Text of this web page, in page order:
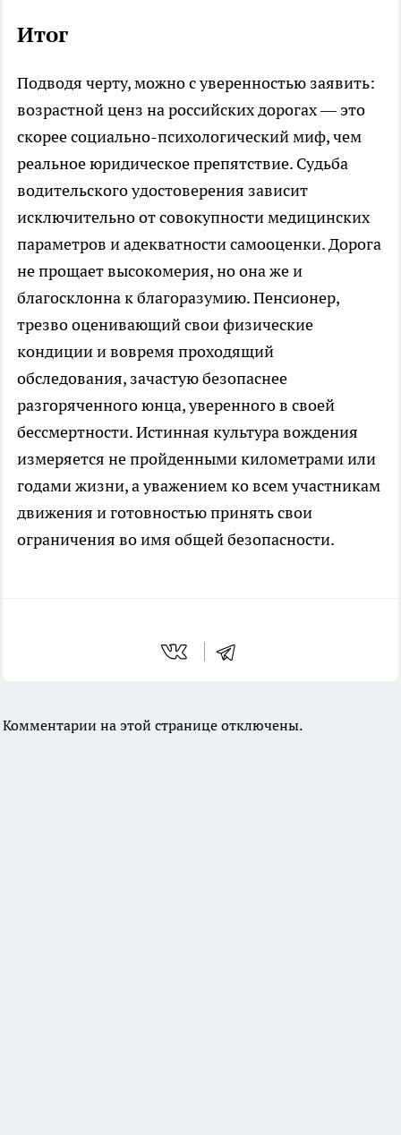
Итог
Подводя черту, можно с уверенностью заявить:
возрастной ценз на российских дорогах — это
скорее социально-психологический миф, чем
реальное юридическое препятствие. Судьба
водительского удостоверения зависит
исключительно от совокупности медицинских
параметров и адекватности самооценки. Дорога
не прощает высокомерия, но она же и
благосклонна к благоразумию. Пенсионер,
трезво оценивающий свои физические
кондиции и вовремя проходящий
обследования, зачастую безопаснее
разгоряченного юнца, уверенного в своей
бессмертности. Истинная культура вождения
измеряется не пройденными километрами или
годами жизни, а уважением ко всем участникам
движения и готовностью принять свои
ограничения во имя общей безопасности.
Комментарии на этой странице отключены.